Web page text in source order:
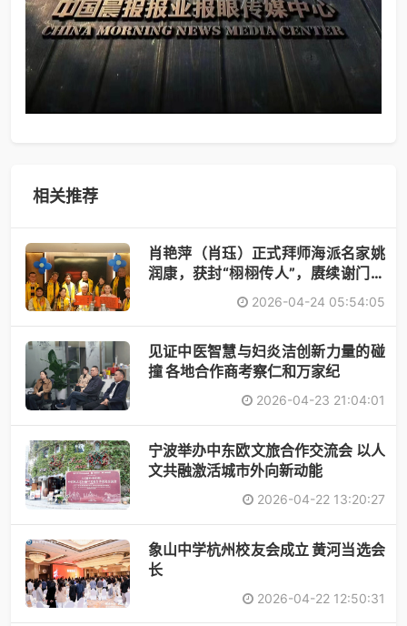
相关推荐
肖艳萍（肖珏）正式拜师海派名家姚
润康，获封“栩栩传人”，赓续谢门艺
2026-04-24 05:54:05
见证中医智慧与妇炎洁创新力量的碰
撞 各地合作商考察仁和万家纪
2026-04-23 21:04:01
宁波举办中东欧文旅合作交流会 以人
文共融激活城市外向新动能
2026-04-22 13:20:27
象山中学杭州校友会成立 黄河当选会
长
2026-04-22 12:50:31